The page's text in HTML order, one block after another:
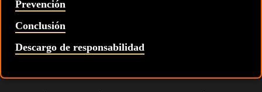
Prevención
Conclusión
Descargo de responsabilidad